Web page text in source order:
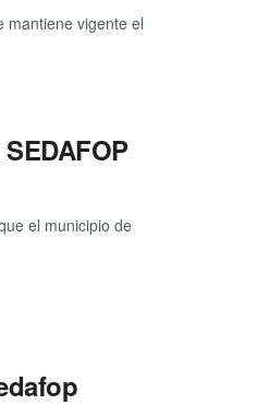
mantiene vigente el
el municipio de